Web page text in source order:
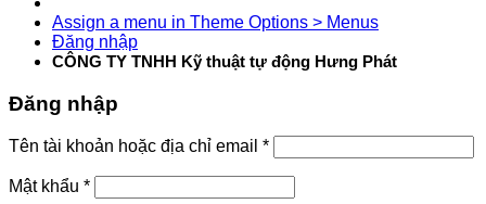
Assign a menu in Theme Options > Menus
Đăng nhập
CÔNG TY TNHH Kỹ thuật tự động Hưng Phát
Đăng nhập
Tên tài khoản hoặc địa chỉ email *
Mật khẩu *